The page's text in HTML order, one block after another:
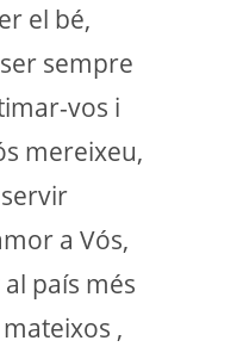
el bé,
sempre
vos i
mereixeu,
a Vós,
país més
,